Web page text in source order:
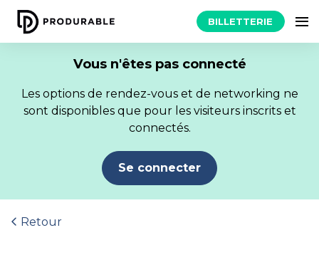
BILLETTERIE
Vous n'êtes pas connecté
Les options de rendez-vous et de networking ne
sont disponibles que pour les visiteurs inscrits et
connectés.
Se connecter
Retour